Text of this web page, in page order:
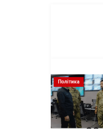
Політика